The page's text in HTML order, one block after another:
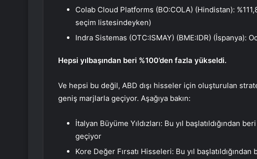
Colab Cloud Platforms (BO:COLA) (Hindistan):
seçim listesindeyken)
Indra Sistemas (OTC:ISMAY) (BME:IDR) (İspanya):
Hepsi yılbaşından beri %100’den fazla yükseldi.
Ve hepsi bu değil, ABD dışı hisseler için oluşturulan
geniş marjlarla geçiyor. Aşağıya bakın:
İtalyan Büyüme Yıldızları: Bu yıl başlatıldığından beri
geçiyor
Kore Değer Fırsatı Hisseleri: Bu yıl başlatıldığından